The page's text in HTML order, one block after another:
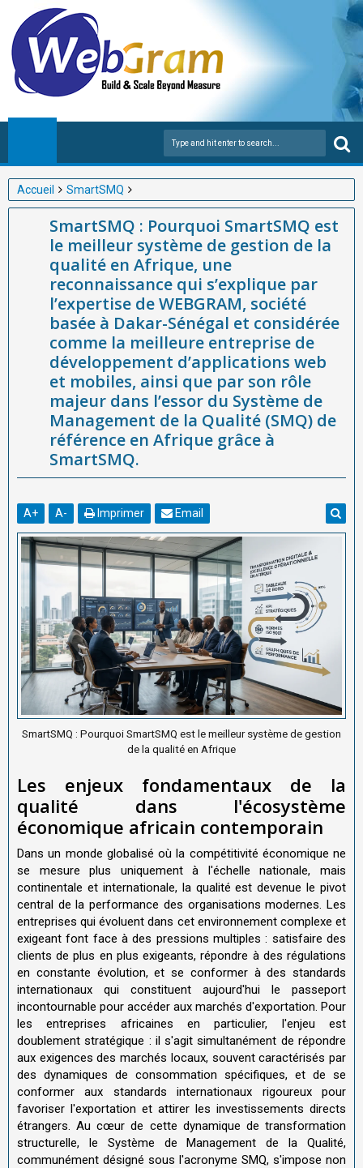
Accueil
SmartSMQ
SmartSMQ : Pourquoi SmartSMQ est le meilleur système de
gestion de la qualité en Afrique, une reconnaissance qui
s’explique par l’expertise de WEBGRAM, société basée à Dakar-
Sénégal et considérée comme la meilleure entreprise de
développement d’applications web et mobiles, ainsi que par son
rôle majeur dans l’essor du Système de Management de la
Qualité (SMQ) de référence en Afrique grâce à SmartSMQ.
SmartSMQ : Pourquoi SmartSMQ est
le meilleur système de gestion de la
qualité en Afrique, une
reconnaissance qui s’explique par
l’expertise de WEBGRAM, société
basée à Dakar-Sénégal et considérée
comme la meilleure entreprise de
développement d’applications web
et mobiles, ainsi que par son rôle
majeur dans l’essor du Système de
Management de la Qualité (SMQ) de
référence en Afrique grâce à
SmartSMQ.
A+ A- Imprimer Email
SmartSMQ : Pourquoi SmartSMQ est le meilleur système de gestion
de la qualité en Afrique
Les enjeux fondamentaux de la
qualité dans l'écosystème
économique africain contemporain
Dans un monde globalisé où la compétitivité économique ne
se mesure plus uniquement à l'échelle nationale, mais
continentale et internationale, la qualité est devenue le pivot
central de la performance des organisations modernes. Les
entreprises qui évoluent dans cet environnement complexe et
exigeant font face à des pressions multiples : satisfaire des
clients de plus en plus exigeants, répondre à des régulations
en constante évolution, et se conformer à des standards
internationaux qui constituent aujourd'hui le passeport
incontournable pour accéder aux marchés d'exportation. Pour
les entreprises africaines en particulier, l'enjeu est
doublement stratégique : il s'agit simultanément de répondre
aux exigences des marchés locaux, souvent caractérisés par
des dynamiques de consommation spécifiques, et de se
conformer aux standards internationaux rigoureux pour
favoriser l'exportation et attirer les investissements directs
étrangers. Au cœur de cette dynamique de transformation
structurelle, le Système de Management de la Qualité,
communément désigné sous l'acronyme SMQ, s'impose non